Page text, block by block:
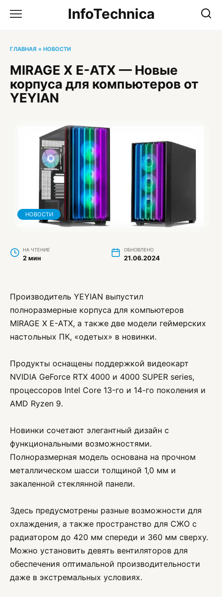
InfoTechnica
ГЛАВНАЯ » НОВОСТИ
MIRAGE X E-ATX — Новые
корпуса для компьютеров от
YEYIAN
НОВОСТИ
НА ЧТЕНИЕ
2 мин
ОБНОВЛЕНО
21.06.2024
Производитель YEYIAN выпустил
полноразмерные корпуса для компьютеров
MIRAGE X E-ATX, а также две модели геймерских
настольных ПК, «одетых» в новинки.
Продукты оснащены поддержкой видеокарт
NVIDIA GeForce RTX 4000 и 4000 SUPER series,
процессоров Intel Core 13-го и 14-го поколения и
AMD Ryzen 9.
Новинки сочетают элегантный дизайн с
функциональными возможностями.
Полноразмерная модель основана на прочном
металлическом шасси толщиной 1,0 мм и
закаленной стеклянной панели.
Здесь предусмотрены разные возможности для
охлаждения, а также пространство для СЖО с
радиатором до 420 мм спереди и 360 мм сверху.
Можно установить девять вентиляторов для
обеспечения оптимальной производительности
даже в экстремальных условиях.